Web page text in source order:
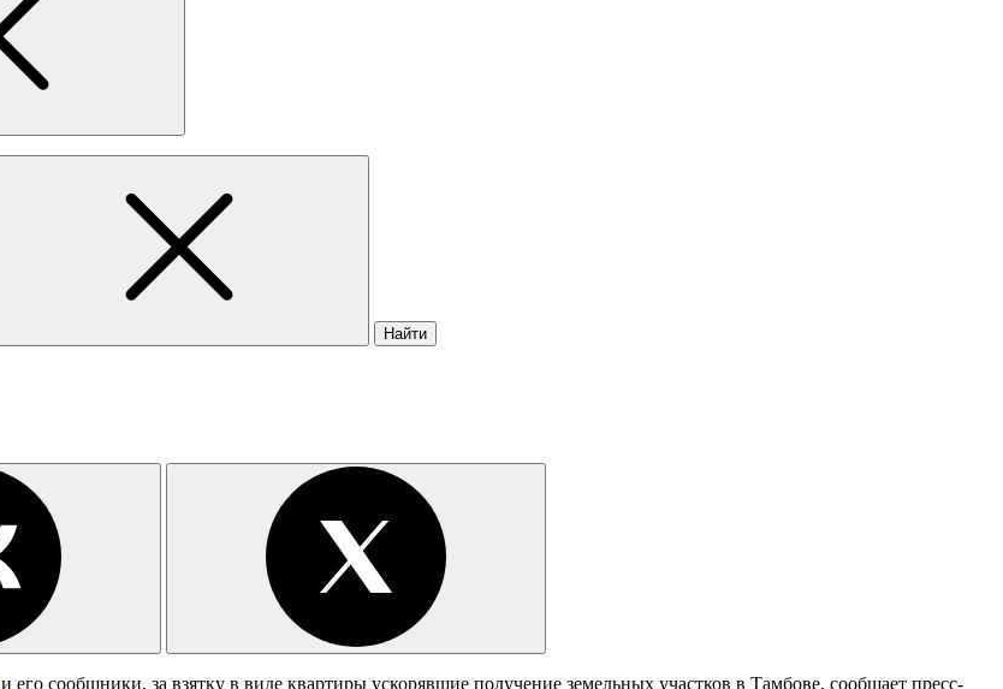
Найти
и его сообщники, за взятку в виде квартиры ускорявшие получение земельных участков в Тамбове, сообщает пресс-